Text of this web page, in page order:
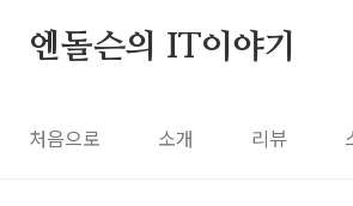
엔돌슨의 IT이야기
처음으로 소개 리뷰